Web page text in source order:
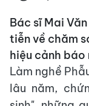
Bác sĩ Mai
tiễn về chăm
hiệu cảnh báo
Làm nghề
lâu năm,